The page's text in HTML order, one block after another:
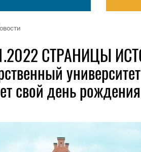
СТРАНИЦЫ
свой день